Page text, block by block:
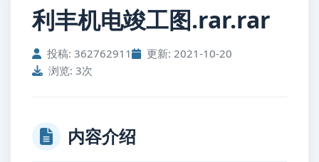
利丰机电竣工图.rar.rar
投稿: 362762911
更新: 2021-10-20
浏览: 3次
内容介绍